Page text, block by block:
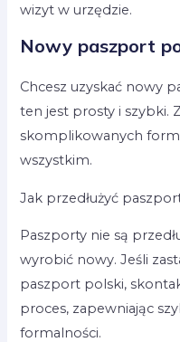
wizyt w urzędzie.
Nowy paszport
Chcesz uzyskać nowy
ten jest prosty i szybki.
skomplikowanych
wszystkim.
Jak przedłużyć
Paszporty nie są
wyrobić nowy. Jeśli
paszport polski,
proces, zapewniając
formalności.